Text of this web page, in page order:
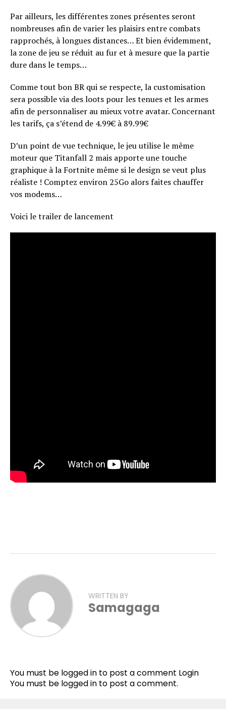
Par ailleurs, les différentes zones présentes seront
nombreuses afin de varier les plaisirs entre combats
rapprochés, à longues distances… Et bien évidemment,
la zone de jeu se réduit au fur et à mesure que la partie
dure dans le temps…
Comme tout bon BR qui se respecte, la customisation
sera possible via des loots pour les tenues et les armes
afin de personnaliser au mieux votre avatar. Concernant
les tarifs, ça s’étend de 4.99€ à 89.99€
D’un point de vue technique, le jeu utilise le même
moteur que Titanfall 2 mais apporte une touche
graphique à la Fortnite même si le design se veut plus
réaliste ! Comptez environ 25Go alors faites chauffer
vos modems…
Voici le trailer de lancement
WRITTEN BY
Samagaga
You must be logged in to post a comment Login
You must be logged in to post a comment.